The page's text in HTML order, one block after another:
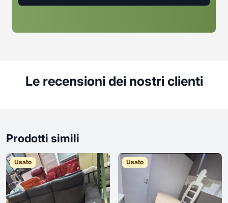
Le recensioni dei nostri clienti
Prodotti simili
Usato Usato